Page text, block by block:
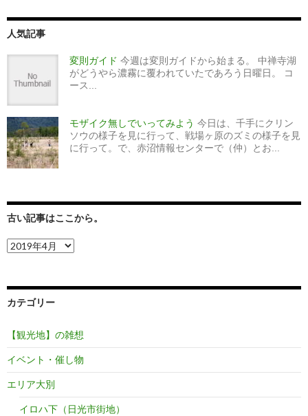
人気記事
変則ガイド 今週は変則ガイドから始まる。 中禅寺湖
がどうやら濃霧に覆われていたであろう日曜日。 コ
ース...
モザイク無しでいってみよう 今日は、千手にクリン
ソウの様子を見に行って、戦場ヶ原のズミの様子を見
に行って。で、赤沼情報センターで（仲）とお...
古い記事はここから。
古
い
こ
か
ら。
カテゴリー
【観光地】の雑想
イベント・催し物
エリア大別
イロハ下（日光市街地）